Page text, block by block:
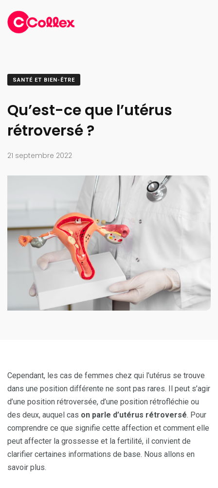
SANTÉ ET BIEN-ÊTRE
Qu’est-ce que l’utérus
rétroversé ?
21 septembre 2022
Cependant, les cas de femmes chez qui l’utérus se trouve
dans une position différente ne sont pas rares. Il peut s’agir
d’une position rétroversée, d’une position rétrofléchie ou
des deux, auquel cas on parle d’utérus rétroversé. Pour
comprendre ce que signifie cette affection et comment elle
peut affecter la grossesse et la fertilité, il convient de
clarifier certaines informations de base. Nous allons en
savoir plus.